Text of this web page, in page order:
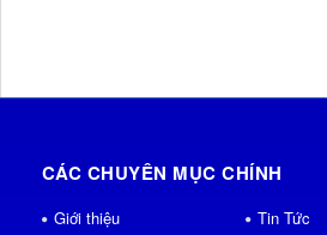
CÁC CHUYÊN MỤC CHÍNH
Giới thiệu
Tin Tức